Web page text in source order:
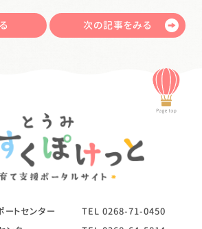
次の記事をみる
トセンター TEL 0268-71-0450